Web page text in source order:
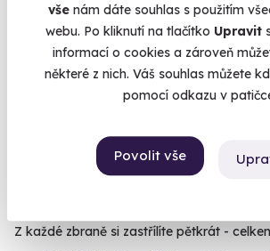
vše nám dáte souhlas s použitím
webu. Po kliknutí na tlačítko Upravit
informací o cookies a zároveň
některé z nich. Váš souhlas můžete
pomocí odkazu v
Povolit vše
Volný termín už 10. 08. 2026
Z každé zbraně si zastřílíte pětkrát -